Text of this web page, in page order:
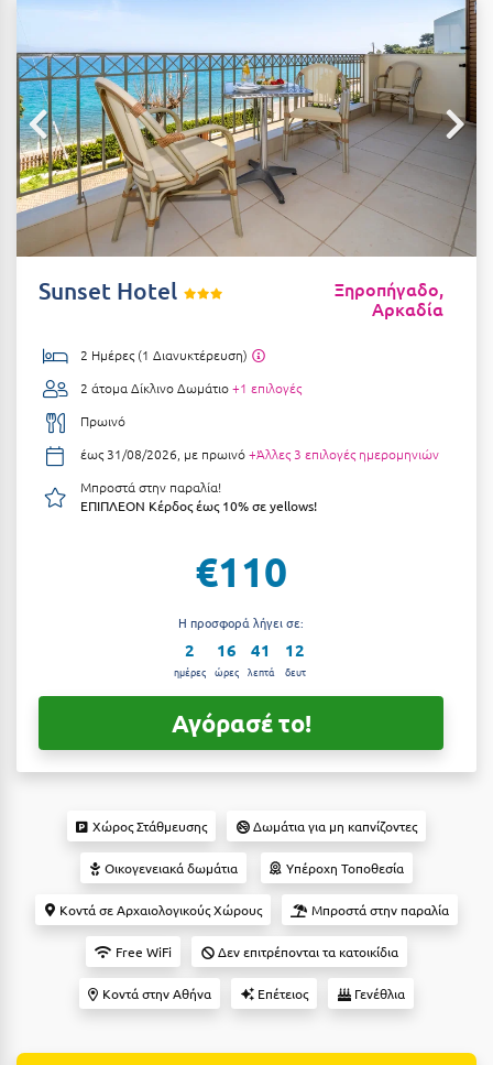
Αλεξανδρούπολη
Αλισσός Αχαΐας
Αλόννησος
Αμαλιάδα
Αμάρυνθος
Ανάβυσσος
Άνδρος
Αντίπαρος
Αράχωβα
Αστυπάλαια
Διαμονή Μόνο
Πρωινό
Ημιδιατροφή
Ημιδιατροφή + Ποτά
Πλήρης Διατροφή
Δύο Γεύματα + Ποτά
Ξενοδοχεία 1 Αστέρι
Ξενοδοχεία 2 Αστέρων
Κρουαζιέρες
Ενοικιαζόμενα Δωμάτια
Διαμερίσματα
Studios
Boutique Hotels
Ξενώνες
Sunset Hotel
Ξηροπήγαδο,
Αρκαδία
2 Ημέρες (1 Διανυκτέρευση)
2 άτομα Δίκλινο Δωμάτιο+1 επιλογές
Πρωινό
έως 31/08/2026, με πρωινό+Άλλες 3 επιλογές ημερομηνιών
Μπροστά στην παραλία!
ΕΠΙΠΛΕΟΝ Κέρδος έως 10% σε yellows!
€110
Η προσφορά λήγει σε:
2
ημέρες
16
ώρες
41
λεπτά
11
δευτ
Αγόρασέ το!
Χώρος Στάθμευσης Δωμάτια για μη καπνίζοντες
Οικογενειακά δωμάτια Υπέροχη Τοποθεσία
Κοντά σε Αρχαιολογικούς Χώρους Μπροστά στην παραλία
Free WiFi Δεν επιτρέπονται τα κατοικίδια
Κοντά στην Αθήνα Επέτειος Γενέθλια